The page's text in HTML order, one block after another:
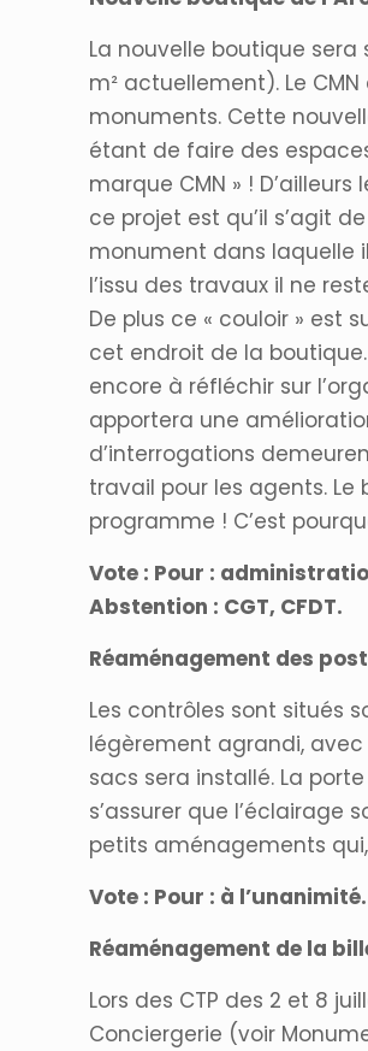
La nouvelle boutique
m² actuellement). Le
monuments. Cette
étant de faire des
marque CMN » !
ce projet est qu’il s’agit
monument dans laquelle
l’issu des travaux il ne
De plus ce « couloir » est
cet endroit de la
encore à réfléchir sur
apportera une
d’interrogations
travail pour les agents.
programme ! C’est
Vote : Pour :
Abstention : CGT, CFDT.
Réaménagement des
Les contrôles sont situés
légèrement agrandi, avec
sacs sera installé. La
s’assurer que
petits aménagements
Vote : Pour : à l’unanimité.
Réaménagement de la
Lors des CTP des 2 et 8
Conciergerie (voir